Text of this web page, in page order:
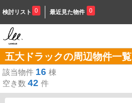
検討リスト 0 最近見た物件 0
五大ドラックの周辺物件一覧
該当物件 16 棟
空き数 42 件